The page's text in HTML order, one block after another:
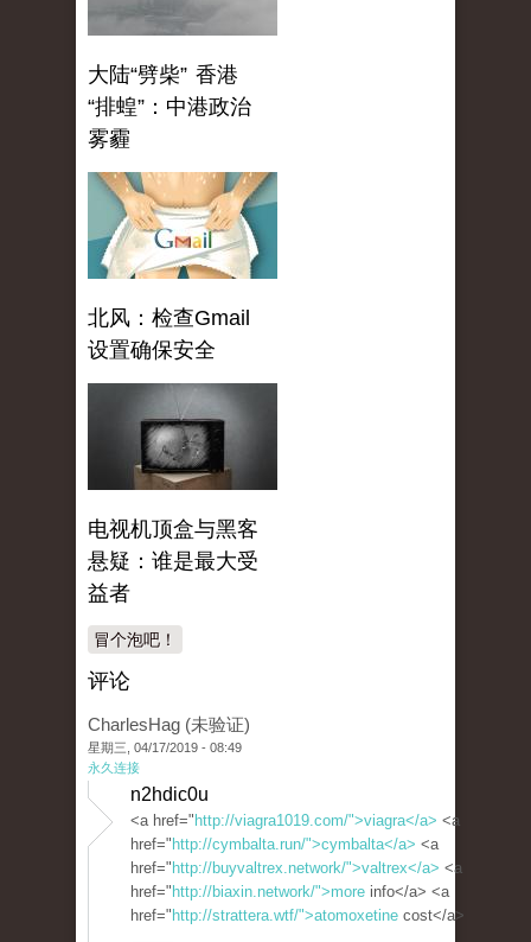
大陆“劈柴” 香港
“排蝗”：中港政治
雾霾
北风：检查Gmail
设置确保安全
电视机顶盒与黑客
悬疑：谁是最大受
益者
冒个泡吧！
评论
CharlesHag (未验证)
星期三, 04/17/2019 - 08:49
永久连接
n2hdic0u
<a href=" http://viagra1019.com/">viagra</a> <a
href=" http://cymbalta.run/">cymbalta</a> <a
href=" http://buyvaltrex.network/">valtrex</a> <a
href=" http://biaxin.network/">more info</a> <a
href=" http://strattera.wtf/">atomoxetine cost</a>